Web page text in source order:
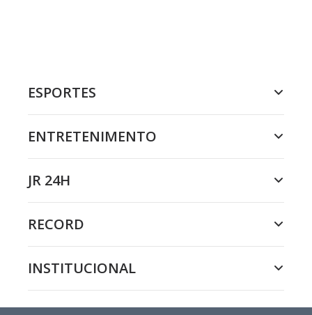
ESPORTES
ENTRETENIMENTO
JR 24H
RECORD
INSTITUCIONAL